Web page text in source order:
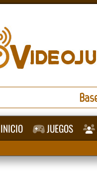
INICIO JUEGOS